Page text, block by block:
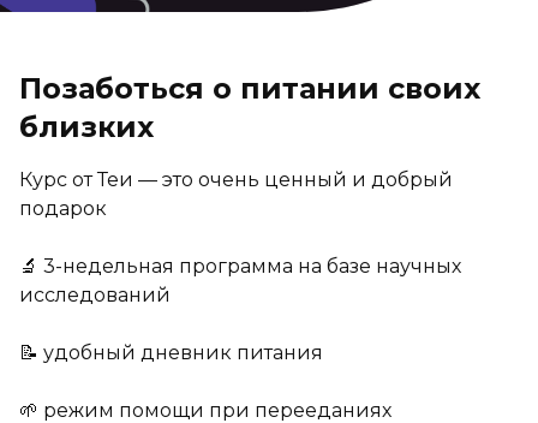
Позаботься о питании своих
близких
Курс от Теи — это очень ценный и добрый
подарок
🔬 3-недельная программа на базе научных
исследований
📝 удобный дневник питания
🌱 режим помощи при перееданиях